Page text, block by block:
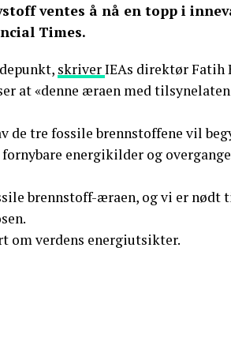
ventes å nå en topp i
Times.
skriverIEAs direktør Fatih
at «denne æraen med
de tre fossile brennstoffene vil
energikilder og
brennstoff-æraen, og vi er nødt
om verdens energiutsikter.